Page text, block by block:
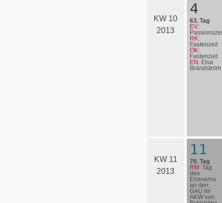
KW 10
2013
4
63. Tag
EV:
RK:
Fastenzeit
ÖK:
Fastenzeit
EN: Elsa
Bränd­ström
KW 11
2013
11
70. Tag
RM: Tag
des
Erinnerns
an den
GAU im
AKW von